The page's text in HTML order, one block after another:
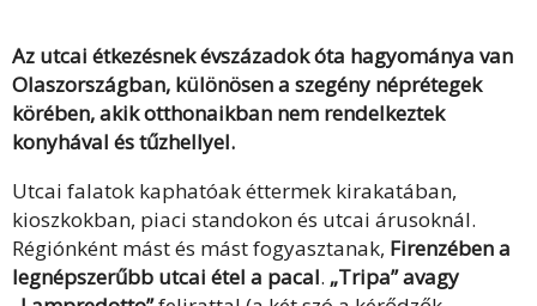
Az utcai étkezésnek évszázadok óta hagyománya van
Olaszországban, különösen a szegény néprétegek
körében, akik otthonaikban nem rendelkeztek
konyhával és tűzhellyel.
Utcai falatok kaphatóak éttermek kirakatában,
kioszkokban, piaci standokon és utcai árusoknál.
Régiónként mást és mást fogyasztanak, Firenzében a
legnépszerűbb utcai étel a pacal. „Tripa” avagy